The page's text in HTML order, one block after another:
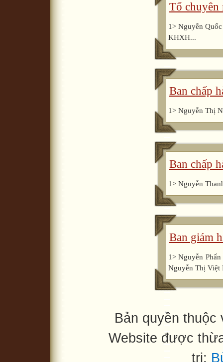
Tổ chuyên
1> Nguyễn
KHXH...
Ban chấp
1> Nguyễn Thị
Ban chấp
1> Nguyễn
Ban giám
1> Nguyễn
Nguyễn Thị Việt
Bản quyền
Website được
trị: